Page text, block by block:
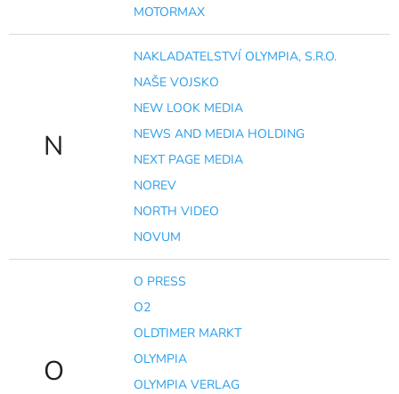
MOTORMAX
N
NAKLADATELSTVÍ OLYMPIA, S.R.O.
NAŠE VOJSKO
NEW LOOK MEDIA
NEWS AND MEDIA HOLDING
NEXT PAGE MEDIA
NOREV
NORTH VIDEO
NOVUM
O
O PRESS
O2
OLDTIMER MARKT
OLYMPIA
OLYMPIA VERLAG